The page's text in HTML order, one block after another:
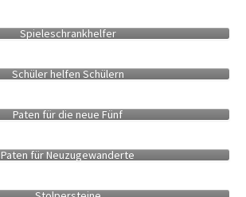
Spiele­schrank­helfer
Schüler helfen Schülern
Paten für die neue Fünf
Paten für Neu­zugewanderte